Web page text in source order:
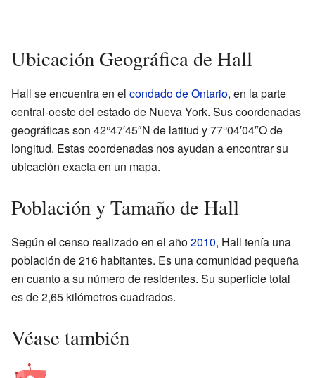
Ubicación Geográfica de Hall
Hall se encuentra en el condado de Ontario, en la parte
central-oeste del estado de Nueva York. Sus coordenadas
geográficas son 42°47′45″N de latitud y 77°04′04″O de
longitud. Estas coordenadas nos ayudan a encontrar su
ubicación exacta en un mapa.
Población y Tamaño de Hall
Según el censo realizado en el año2010, Hall tenía una
población de 216 habitantes. Es una comunidad pequeña
en cuanto a su número de residentes. Su superficie total
es de 2,65 kilómetros cuadrados.
Véase también